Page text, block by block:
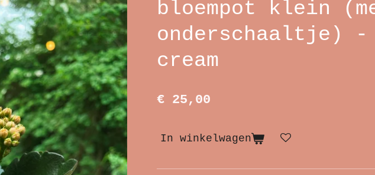
bloempot klein
onderschaaltje)
cream
€ 25,00
In winkelwagen